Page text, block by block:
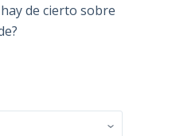
de cierto sobre